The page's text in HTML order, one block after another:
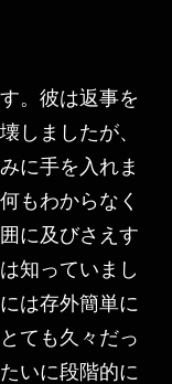
。彼は返事を
しましたが、
に手を入れま
もわからなく
に及びさえす
知っていまし
は存外簡単に
ても久々だっ
いに段階的に